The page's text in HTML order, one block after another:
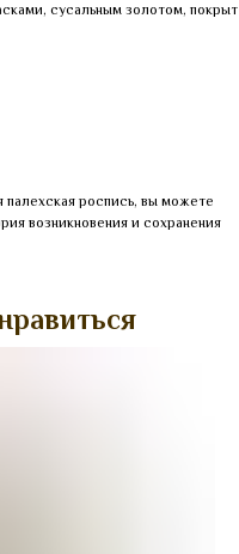
сусальным золотом, покрыт
роспись, вы можете
возникновения и сохранения